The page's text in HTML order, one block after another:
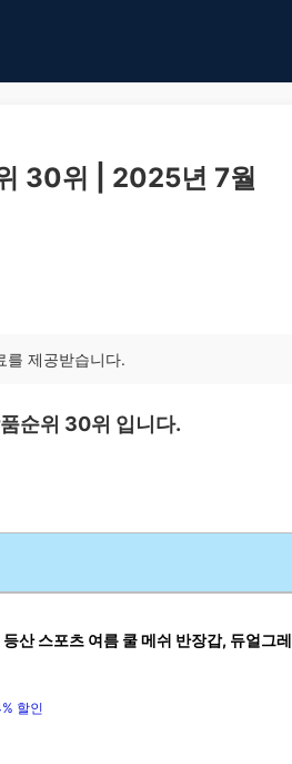
30위 | 2025년 7월
를 제공받습니다.
순위 30위 입니다.
산 스포츠 여름 쿨 메쉬 반장갑, 듀얼그레
할인